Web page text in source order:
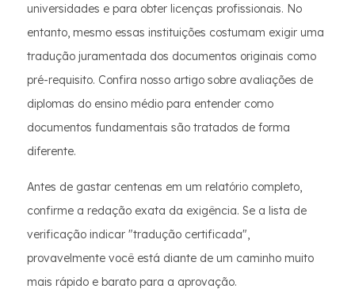
universidades e para obter licenças profissionais. No
entanto, mesmo essas instituições costumam exigir uma
tradução juramentada dos documentos originais como
pré-requisito. Confira nosso artigo sobre avaliações de
diplomas do ensino médio para entender como
documentos fundamentais são tratados de forma
diferente.
Antes de gastar centenas em um relatório completo,
confirme a redação exata da exigência. Se a lista de
verificação indicar "tradução certificada",
provavelmente você está diante de um caminho muito
mais rápido e barato para a aprovação.